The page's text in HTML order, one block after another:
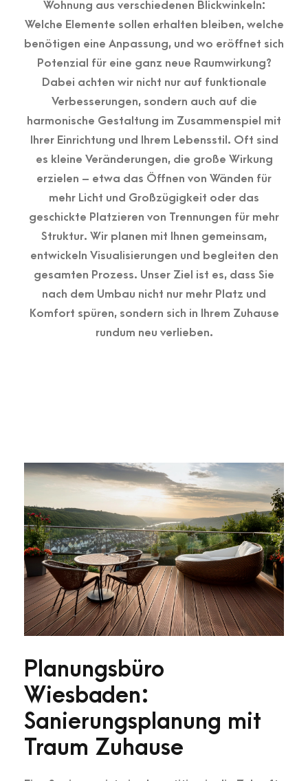
Wohnung aus verschiedenen Blickwinkeln:
Welche Elemente sollen erhalten bleiben, welche
benötigen eine Anpassung, und wo eröffnet sich
Potenzial für eine ganz neue Raumwirkung?
Dabei achten wir nicht nur auf funktionale
Verbesserungen, sondern auch auf die
harmonische Gestaltung im Zusammenspiel mit
Ihrer Einrichtung und Ihrem Lebensstil. Oft sind
es kleine Veränderungen, die große Wirkung
erzielen – etwa das Öffnen von Wänden für
mehr Licht und Großzügigkeit oder das
geschickte Platzieren von Trennungen für mehr
Struktur. Wir planen mit Ihnen gemeinsam,
entwickeln Visualisierungen und begleiten den
gesamten Prozess. Unser Ziel ist es, dass Sie
nach dem Umbau nicht nur mehr Platz und
Komfort spüren, sondern sich in Ihrem Zuhause
rundum neu verlieben.
Planungsbüro
Wiesbaden:
Sanierungsplanung mit
Traum Zuhause